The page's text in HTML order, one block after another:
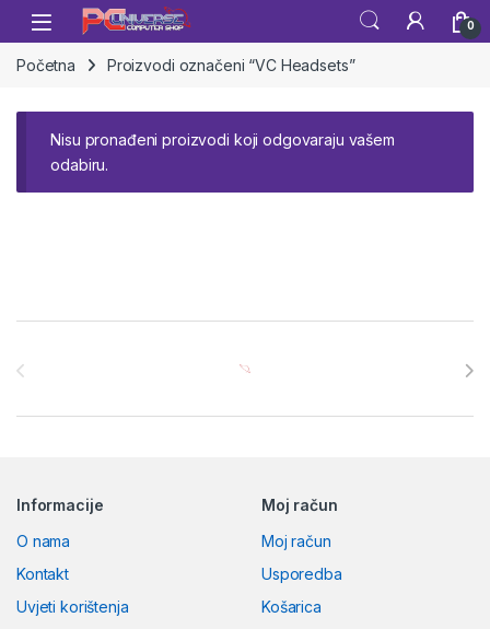
Skip to navigation
Skip to content
Open 0
Početna Proizvodi označeni “VC Headsets”
Nisu pronađeni proizvodi koji odgovaraju vašem
odabiru.
Informacije
O nama
Kontakt
Uvjeti korištenja
Moj račun
Moj račun
Usporedba
Košarica